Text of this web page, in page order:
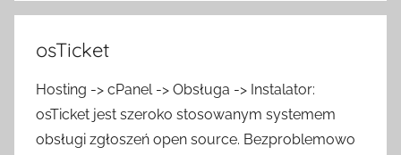
osTicket
Hosting -> cPanel -> Obsługa -> Instalator:
osTicket jest szeroko stosowanym systemem
obsługi zgłoszeń open source. Bezproblemowo